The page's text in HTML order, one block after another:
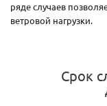
ряде случаев
ветровой нагрузки.
Срок